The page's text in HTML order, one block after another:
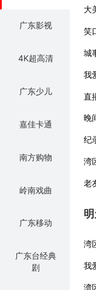
广东影视
4K超高清
广东少儿
嘉佳卡通
南方购物
岭南戏曲
广东移动
广东台经典
剧
大
笑
城
我
直
晚
纪
湾
老
湾
我
湾